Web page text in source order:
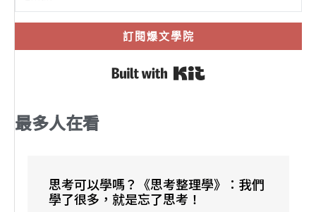
訂閱爆文學院
最多人在看
思考可以學嗎？《思考整理學》：我們
學了很多，就是忘了思考！